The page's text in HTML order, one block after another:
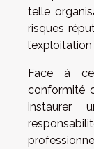
telle
risques
Face à
conformité
instaurer